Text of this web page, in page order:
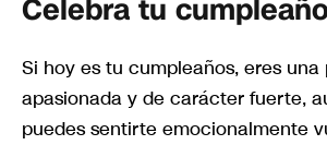
Celebra tu
Si hoy es tu cumpleaños, eres una
apasionada y de carácter fuerte,
puedes sentirte emocionalmente